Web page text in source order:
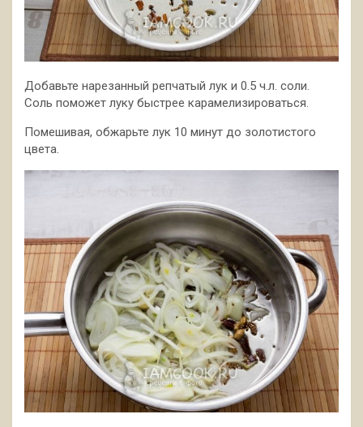
Добавьте нарезанный репчатый лук и 0.5 ч.л. соли.
Соль поможет луку быстрее карамелизироваться.
Помешивая, обжарьте лук 10 минут до золотистого
цвета.